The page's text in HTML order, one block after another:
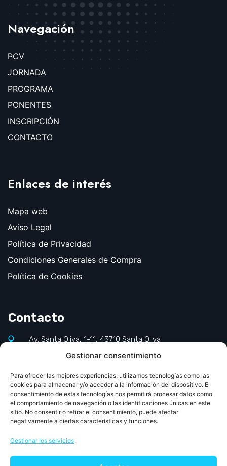
Gestionar consentimiento
Para ofrecer las mejores experiencias, utilizamos tecnologías como las
cookies para almacenar y/o acceder a la información del dispositivo. El
consentimiento de estas tecnologías nos permitirá procesar datos como
el comportamiento de navegación o las identificaciones únicas en este
sitio. No consentir o retirar el consentimiento, puede afectar
negativamente a ciertas características y funciones.
Gestionar los servicios
Navegación
PCV
JORNADA
PROGRAMA
PONENTES
INSCRIPCIÓN
CONTACTO
Enlaces de interés
Mapa web
Aviso Legal
Política de Privacidad
Condiciones Generales de Compra
Política de Cookies
Contacto
Av. Santa Oliva, 1-11, 43710 Santa Oliva
977 660 140
info@jornadapediatriapcv.com